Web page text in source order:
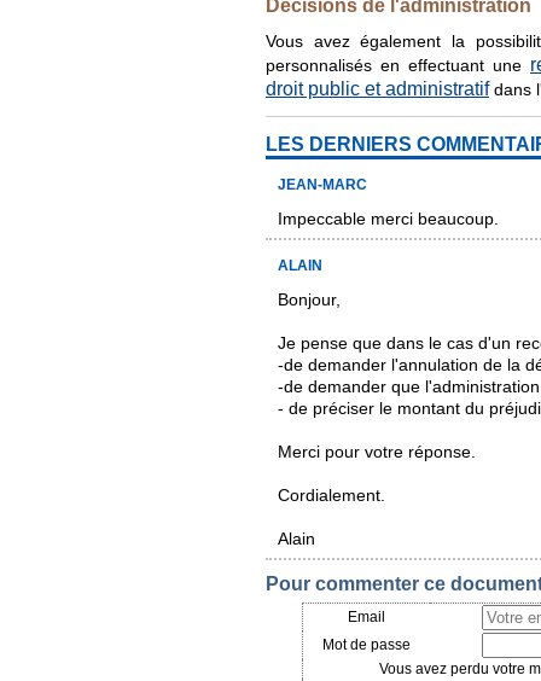
Décisions de l'administration
Vous avez également la
personnalisés en effectuant une
droit public et administratifdans
LES DERNIERS
JEAN-MARC
Impeccable merci beaucoup.
ALAIN
Bonjour,
Je pense que dans le cas d'un
-de demander l'annulation de la
-de demander que
- de préciser le montant du
Merci pour votre réponse.
Cordialement.
Alain
Pour commenter ce
Email
Mot de passe
Vous avez perdu votre